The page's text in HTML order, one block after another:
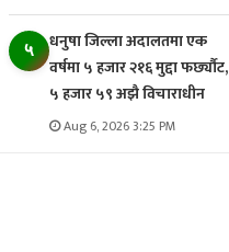
५
धनुषा जिल्ला अदालतमा एक
वर्षमा ५ हजार २१६ मुद्दा फर्छ्यौट,
५ हजार ५९ अझै विचाराधीन
Aug 6, 2026 3:25 PM